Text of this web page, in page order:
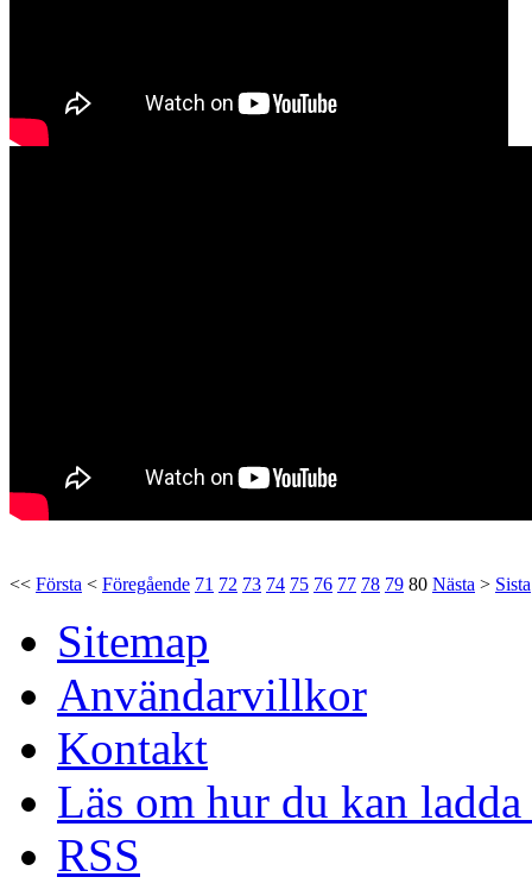
<< Första < Föregående 71 72 73 74 75 76 77 78 79 80 Nästa > Sista
Sitemap
Användarvillkor
Kontakt
Läs om hur du kan
RSS